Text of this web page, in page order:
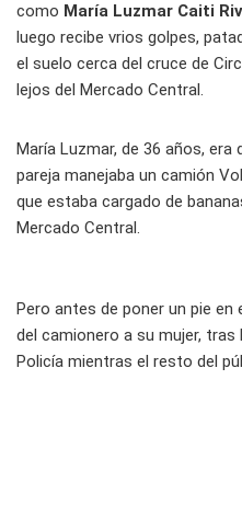
como María Luzmar Caiti
luego recibe vrios golpes,
el suelo cerca del cruce de
lejos del Mercado Central.
María Luzmar, de 36 años, era
pareja manejaba un camión
que estaba cargado de
Mercado Central.
Pero antes de poner un pie
del camionero a su mujer,
Policía mientras el resto del